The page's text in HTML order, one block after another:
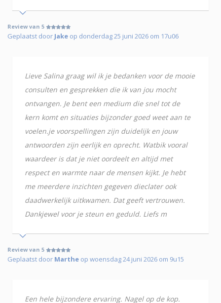
Review van 5
Geplaatst door Jake op donderdag 25 juni 2026 om 17u06
Lieve Salina graag wil ik je bedanken voor de mooie
consulten en gesprekken die ik van jou mocht
ontvangen. Je bent een medium die snel tot de
kern komt en situaties bijzonder goed weet aan te
voelen.je voorspellingen zijn duidelijk en jouw
antwoorden zijn eerlijk en oprecht. Watbik vooral
waardeer is dat je niet oordeelt en altijd met
respect en warmte naar de mensen kijkt. Je hebt
me meerdere inzichten gegeven dieclater ook
daadwerkelijk uitkwamen. Dat geeft vertrouwen.
Dankjewel voor je steun en geduld. Liefs m
Review van 5
Geplaatst door Marthe op woensdag 24 juni 2026 om 9u15
Een hele bijzondere ervaring. Nagel op de kop.